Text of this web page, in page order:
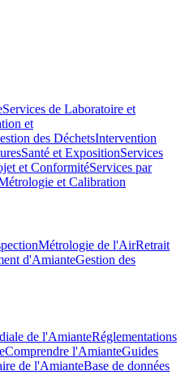
Services de Laboratoire et
et
des DéchetsIntervention
Santé et ExpositionServices
et ConformitéServices par
et Calibration
Métrologie de l'AirRetrait
d'AmianteGestion des
de l'AmianteRéglementations
Comprendre l'AmianteGuides
de l'AmianteBase de données